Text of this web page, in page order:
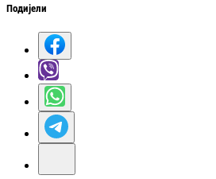
Подијели